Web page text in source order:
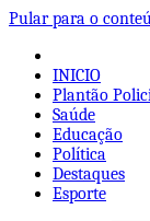
Pular para o
INICIO
Plantão
Saúde
Educação
Política
Destaques
Esporte